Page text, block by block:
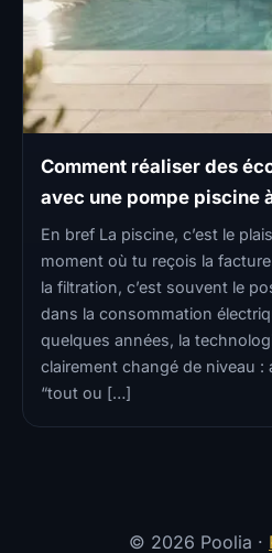
Comment réaliser des
avec une pompe piscine
En bref La piscine, c’est le
moment où tu reçois la
la filtration, c’est souvent le
dans la consommation
quelques années, la
clairement changé de niveau :
“tout ou […]
© 2026 Poolia ·